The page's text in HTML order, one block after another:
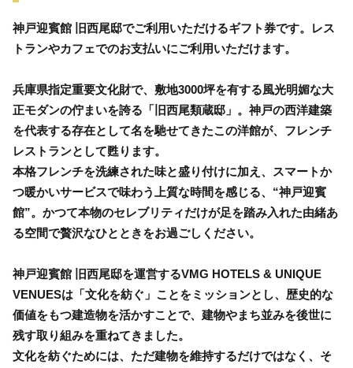
神戸迎賓館 旧西尾邸でご利用いただけるギフト券です。レス
トランやカフェでのお支払いにご利用いただけます。
兵庫県指定重要文化財で、敷地3000坪を有する風光明媚な大
正モダンの佇まいを誇る「旧西尾類蔵邸」。神戸の西洋建築
を代表する存在として名を馳せてきたこの洋館が、フレンチ
レストランとして甦ります。
本格フレンチを洗練された味と盛り付けに加え、スマートか
つ暖かいサービスで味わう上質な時間を感じる、“神戸迎賓
館”。かつて本物のセレブリティだけが足を踏み入れた由緒あ
る空間で贅沢なひとときをお過ごしください。
神戸迎賓館 旧西尾邸を運営するVMG HOTELS & UNIQUE
VENUESは「文化を紡ぐ」ことをミッションとし、歴史的な
価値をもつ建造物を活かすことで、建物やまち並みを後世に
残す取り組みを重ねてきました。
文化を紡ぐためには、ただ建物を維持するだけではなく、そ